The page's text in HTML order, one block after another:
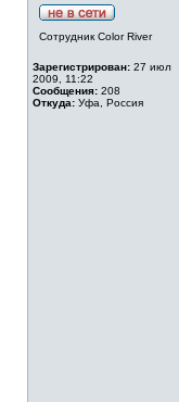
Сотрудник Color River
Зарегистрирован: 27 июл
2009, 11:22
Сообщения: 208
Откуда: Уфа, Россия